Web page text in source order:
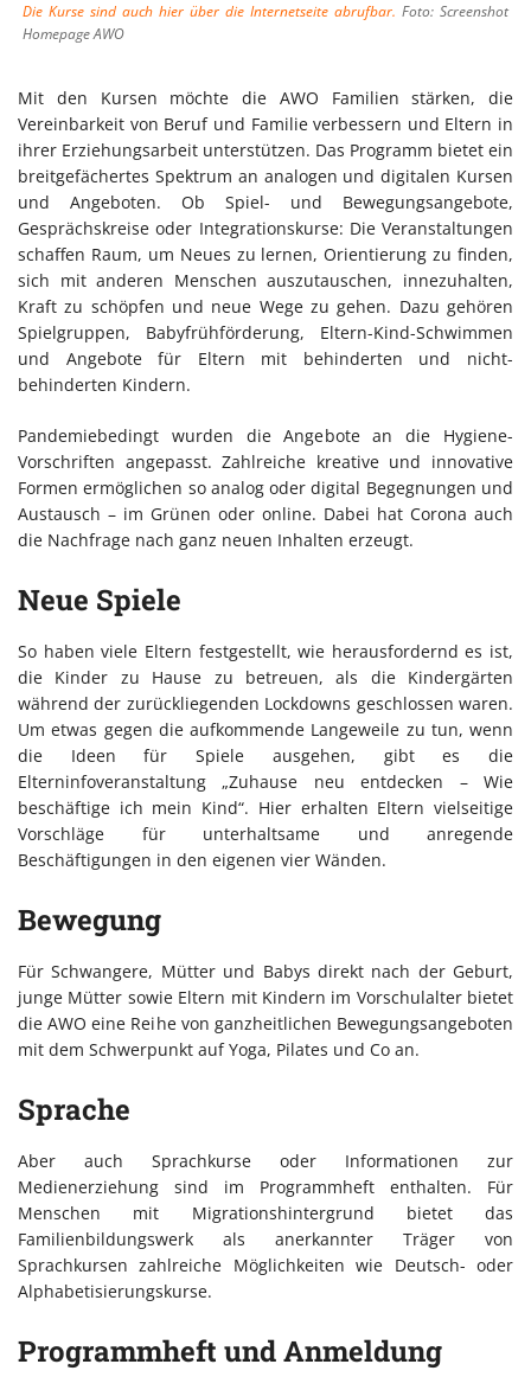
Die Kurse sind auch hier über die Internetseite abrufbar. Foto: Screenshot
Homepage AWO
Mit den Kursen möchte die AWO Familien stärken, die
Vereinbarkeit von Beruf und Familie verbessern und Eltern in
ihrer Erziehungsarbeit unterstützen. Das Programm bietet ein
breitgefächertes Spektrum an analogen und digitalen Kursen
und Angeboten. Ob Spiel- und Bewegungsangebote,
Gesprächskreise oder Integrationskurse: Die Veranstaltungen
schaffen Raum, um Neues zu lernen, Orientierung zu finden,
sich mit anderen Menschen auszutauschen, innezuhalten,
Kraft zu schöpfen und neue Wege zu gehen. Dazu gehören
Spielgruppen, Babyfrühförderung, Eltern-Kind-Schwimmen
und Angebote für Eltern mit behinderten und nicht-
behinderten Kindern.
Pandemiebedingt wurden die Angebote an die Hygiene-
Vorschriften angepasst. Zahlreiche kreative und innovative
Formen ermöglichen so analog oder digital Begegnungen und
Austausch – im Grünen oder online. Dabei hat Corona auch
die Nachfrage nach ganz neuen Inhalten erzeugt.
Neue Spiele
So haben viele Eltern festgestellt, wie herausfordernd es ist,
die Kinder zu Hause zu betreuen, als die Kindergärten
während der zurückliegenden Lockdowns geschlossen waren.
Um etwas gegen die aufkommende Langeweile zu tun, wenn
die Ideen für Spiele ausgehen, gibt es die
Elterninfoveranstaltung „Zuhause neu entdecken – Wie
beschäftige ich mein Kind“. Hier erhalten Eltern vielseitige
Vorschläge für unterhaltsame und anregende
Beschäftigungen in den eigenen vier Wänden.
Bewegung
Für Schwangere, Mütter und Babys direkt nach der Geburt,
junge Mütter sowie Eltern mit Kindern im Vorschulalter bietet
die AWO eine Reihe von ganzheitlichen Bewegungsangeboten
mit dem Schwerpunkt auf Yoga, Pilates und Co an.
Sprache
Aber auch Sprachkurse oder Informationen zur
Medienerziehung sind im Programmheft enthalten. Für
Menschen mit Migrationshintergrund bietet das
Familienbildungswerk als anerkannter Träger von
Sprachkursen zahlreiche Möglichkeiten wie Deutsch- oder
Alphabetisierungskurse.
Programmheft und Anmeldung